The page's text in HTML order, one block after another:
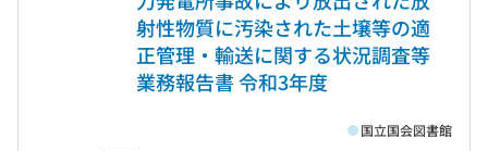
射性物質に汚染された土壌等の適
正管理・輸送に関する状況調査等
業務報告書 令和3年度
国立国会図書館